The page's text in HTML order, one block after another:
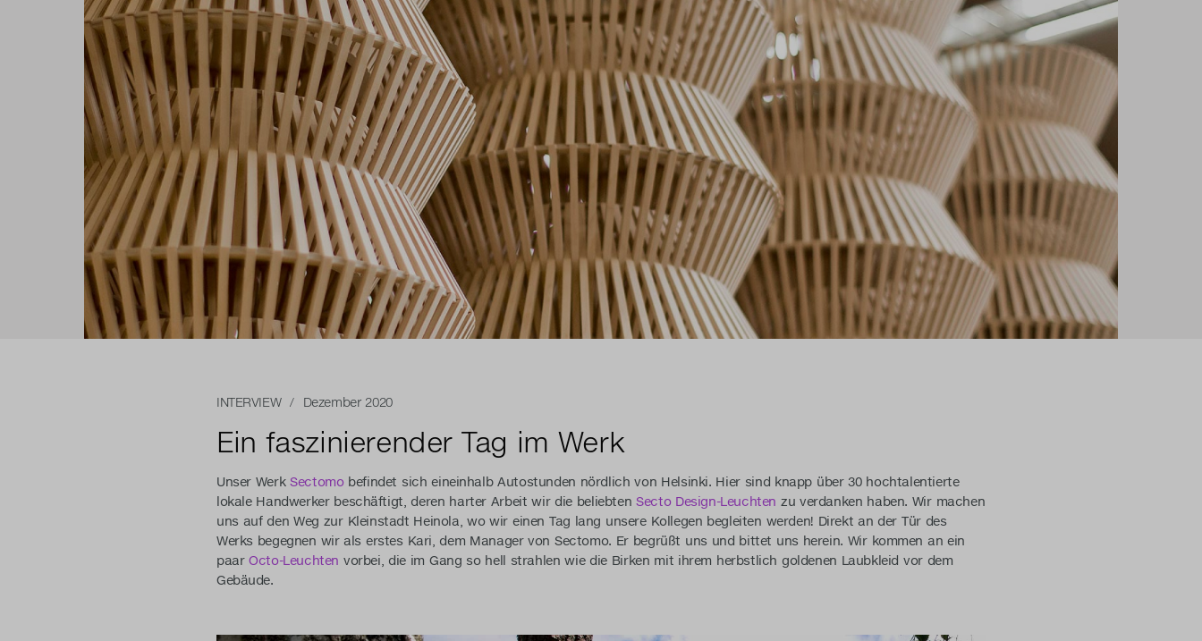
INTERVIEW/ Dezember 2020
Ein faszinierender Tag im Werk
Unser WerkSectomobefindet sich eineinhalb Autostunden nördlich von Helsinki. Hier sind knapp über 30 hochtalentierte
lokale Handwerker beschäftigt, deren harter Arbeit wir die beliebtenSecto Design-Leuchten zu verdanken haben. Wir machen
uns auf den Weg zur Kleinstadt Heinola, wo wir einen Tag lang unsere Kollegen begleiten werden! Direkt an der Tür des
Werks begegnen wir als erstes Kari, dem Manager von Sectomo. Er begrüßt uns und bittet uns herein. Wir kommen an ein
paarOcto-Leuchten vorbei, die im Gang so hell strahlen wie die Birken mit ihrem herbstlich goldenen Laubkleid vor dem
Gebäude.